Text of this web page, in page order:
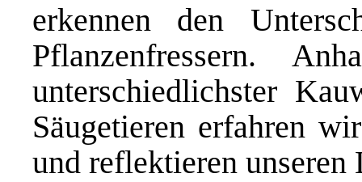
erkennen den
Pflanzenfressern.
unterschiedlichster
Säugetieren erfahren
und reflektieren unseren